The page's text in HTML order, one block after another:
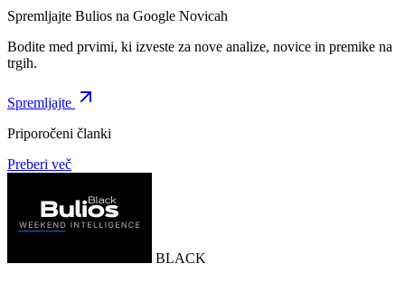
Spremljajte Bulios na Google Novicah
Bodite med prvimi, ki izveste za nove analize, novice in premike na
trgih.
Spremljajte
Priporočeni članki
Preberi več
BLACK